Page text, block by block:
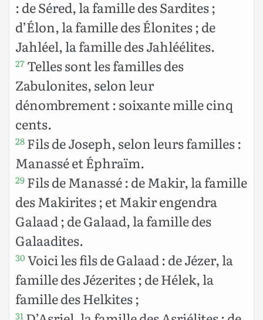
: de Séred, la famille des Sardites ;
d’Élon, la famille des Élonites ; de
Jahléel, la famille des Jahléélites.
27 Telles sont les familles des
Zabulonites, selon leur
dénombrement : soixante mille cinq
cents.
28 Fils de Joseph, selon leurs familles :
Manassé et Éphraïm.
29 Fils de Manassé : de Makir, la famille
des Makirites ; et Makir engendra
Galaad ; de Galaad, la famille des
Galaadites.
30 Voici les fils de Galaad : de Jézer, la
famille des Jézerites ; de Hélek, la
famille des Helkites ;
31